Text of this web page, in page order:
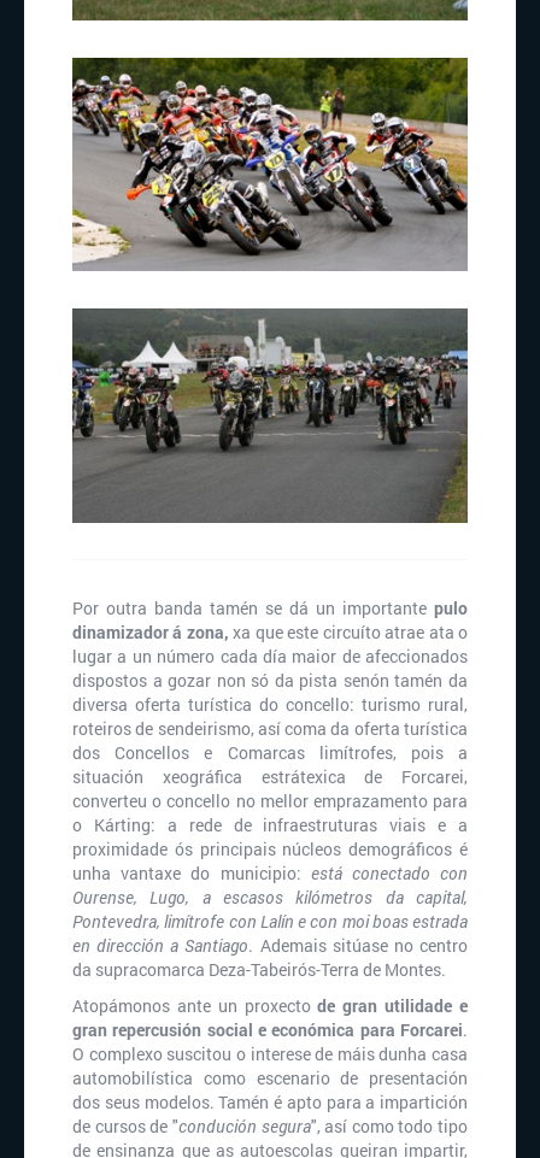
Por outra banda tamén se dá un importante pulo
dinamizador á zona, xa que este circuíto atrae ata o
lugar a un número cada día maior de afeccionados
dispostos a gozar non só da pista senón tamén da
diversa oferta turística do concello: turismo rural,
roteiros de sendeirismo, así coma da oferta turística
dos Concellos e Comarcas limítrofes, pois a
situación xeográfica estrátexica de Forcarei,
converteu o concello no mellor emprazamento para
o Kárting: a rede de infraestruturas viais e a
proximidade ós principais núcleos demográficos é
unha vantaxe do municipio: está conectado con
Ourense, Lugo, a escasos kilómetros da capital,
Pontevedra, limítrofe con Lalín e con moi boas estrada
en dirección a Santiago. Ademais sitúase no centro
da supracomarca Deza-Tabeirós-Terra de Montes.
Atopámonos ante un proxectode gran utilidade e
gran repercusión social e económica para Forcarei.
O complexo suscitou o interese de máis dunha casa
automobilística como escenario de presentación
dos seus modelos. Tamén é apto para a impartición
de cursos de "condución segura", así como todo tipo
de ensinanza que as autoescolas queiran impartir,